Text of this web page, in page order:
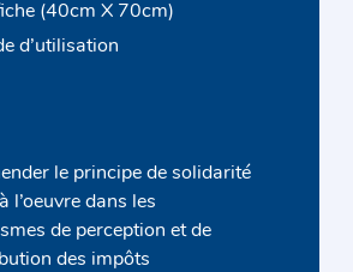
(40cm X 70cm)
d’utilisation
le principe de solidarité
l’oeuvre dans les
de perception et de
des impôts